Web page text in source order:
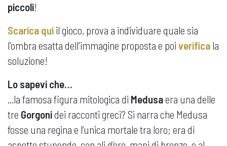
piccoli!
Scarica qui il gioco, prova a individuare quale sia
l'ombra esatta dell'immagine proposta e poi verifica la
soluzione!
Lo sapevi che…
...la famosa figura mitologica di Medusaera una delle
tre Gorgonidei racconti greci? Si narra che Medusa
fosse una regina e l’unica mortale tra loro; era di